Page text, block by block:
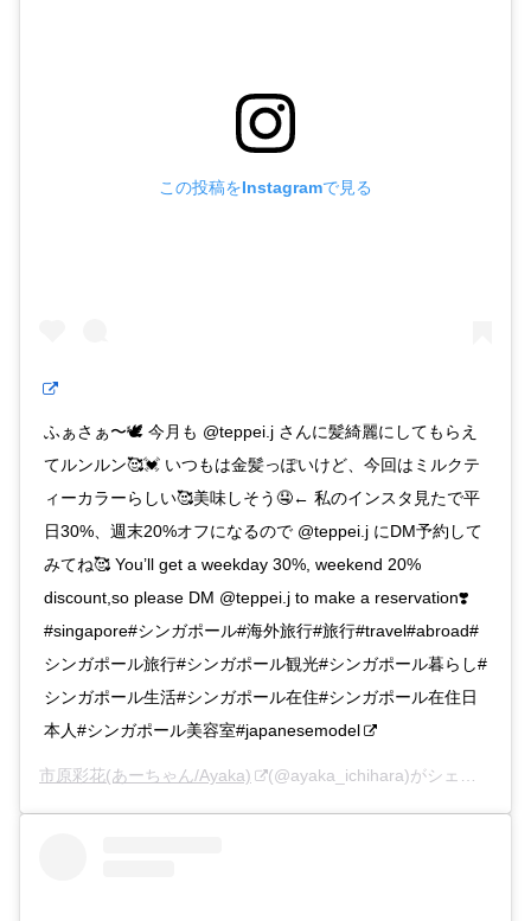
この投稿をInstagramで見る
ふぁさぁ〜🕊 今月も @teppei.j さんに髪綺麗にしてもらえ
てルンルン🥰💓 いつもは金髪っぽいけど、今回はミルクテ
ィーカラーらしい🥰美味しそう🤤← 私のインスタ見たで平
日30%、週末20%オフになるので @teppei.j にDM予約して
みてね🥰 You’ll get a weekday 30%, weekend 20%
discount,so please DM @teppei.j to make a reservation❣️
#singapore#シンガポール#海外旅行#旅行#travel#abroad#
シンガポール旅行#シンガポール観光#シンガポール暮らし#
シンガポール生活#シンガポール在住#シンガポール在住日
本人#シンガポール美容室#japanesemodel
市原彩花(あーちゃん/Ayaka) (@ayaka_ichihara)がシェアした投稿 –